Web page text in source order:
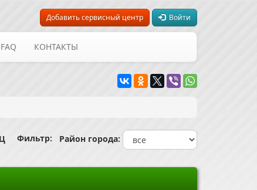
Добавить сервисный центр Войти
FAQ КОНТАКТЫ
Фильтр: Район города: